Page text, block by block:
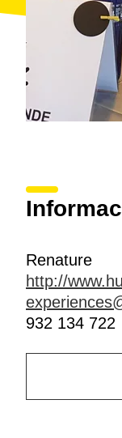
Renature
http://
932 134 722